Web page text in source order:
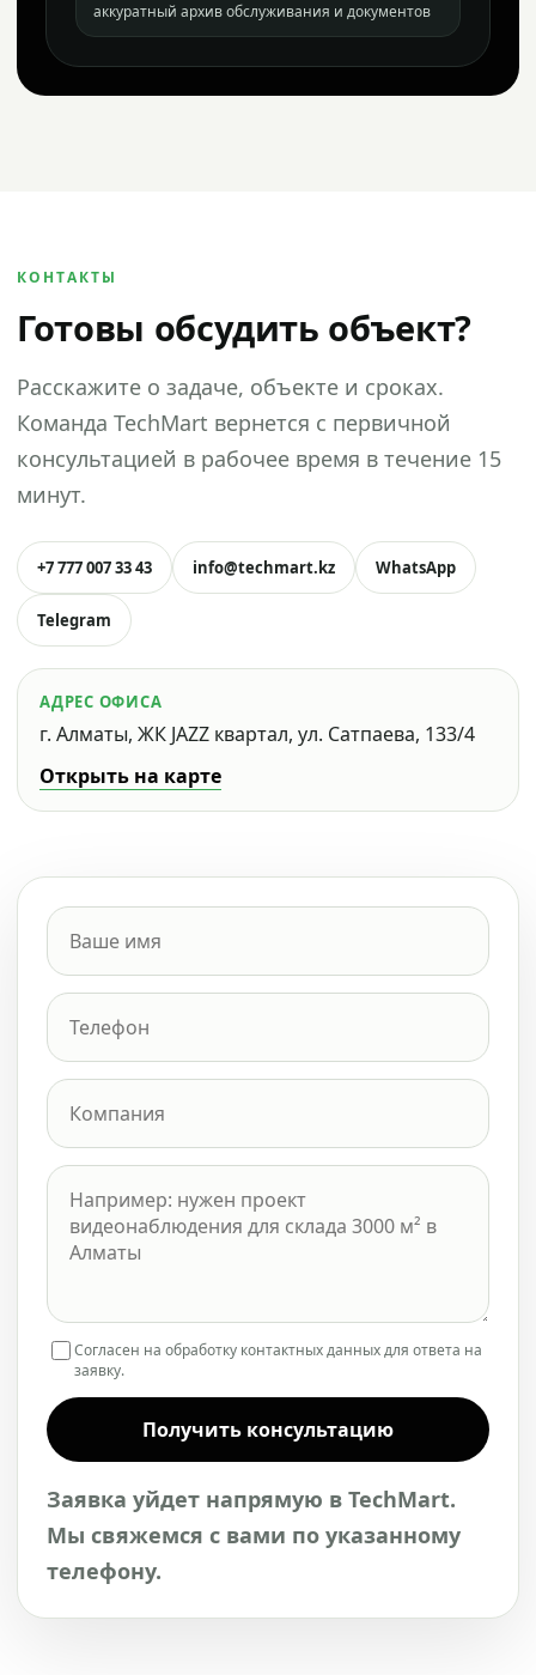
аккуратный архив обслуживания и документов
КОНТАКТЫ
Готовы обсудить объект?
Расскажите о задаче, объекте и сроках.
Команда TechMart вернется с первичной
консультацией в рабочее время в течение 15
минут.
+7 777 007 33 43 info@techmart.kz WhatsApp
Telegram
АДРЕС ОФИСА
г. Алматы, ЖК JAZZ квартал, ул. Сатпаева, 133/4
Открыть на карте
Согласен на обработку контактных данных для ответа на
заявку.
Получить консультацию
Заявка уйдет напрямую в TechMart.
Мы свяжемся с вами по указанному
телефону.